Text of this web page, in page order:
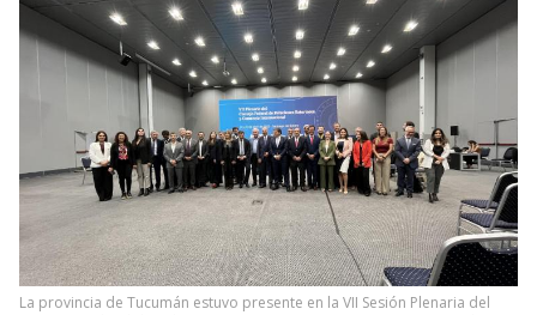
La provincia de Tucumán estuvo presente en la VII Sesión Plenaria del